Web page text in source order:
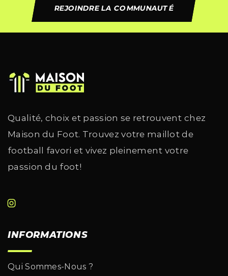
REJOINDRE LA COMMUNAUTÉ
Qualité, choix et passion se retrouvent chez
Maison du Foot. Trouvez votre maillot de
football favori et vivez pleinement votre
passion du foot!
INFORMATIONS
Qui Sommes-Nous ?